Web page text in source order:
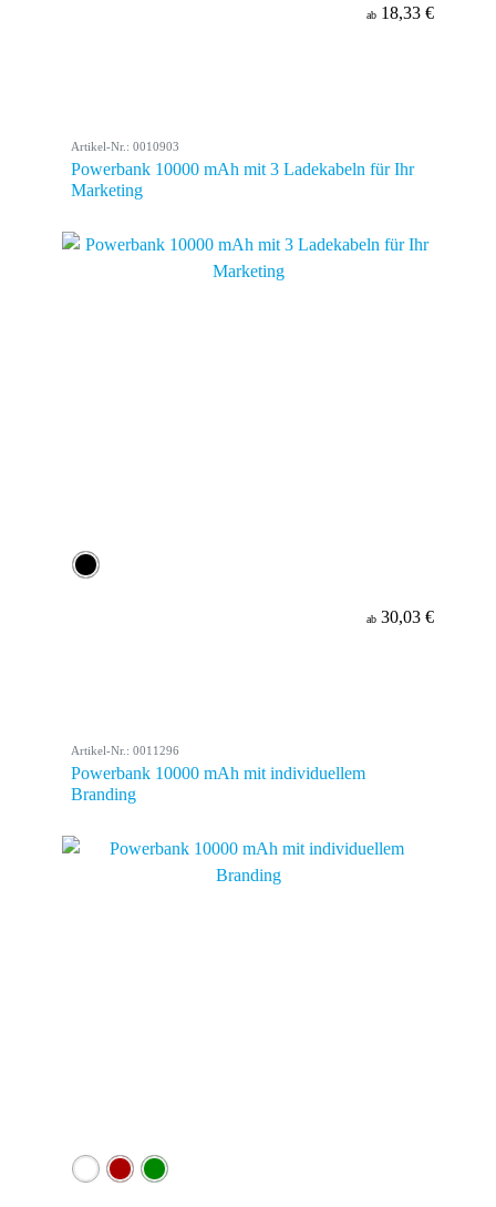
ab 18,33 €
Artikel-Nr.: 0010903
Powerbank 10000 mAh mit 3 Ladekabeln für Ihr
Marketing
ab 30,03 €
Artikel-Nr.: 0011296
Powerbank 10000 mAh mit individuellem
Branding